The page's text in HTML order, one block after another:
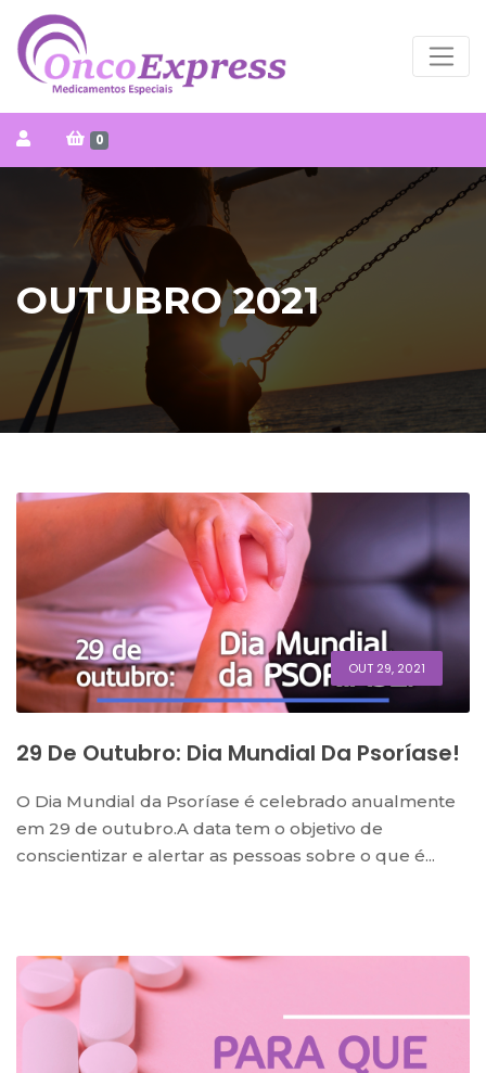
0
OUTUBRO 2021
OUT 29, 2021
29 De Outubro: Dia Mundial Da Psoríase!
O Dia Mundial da Psoríase é celebrado anualmente
em 29 de outubro.A data tem o objetivo de
conscientizar e alertar as pessoas sobre o que é...